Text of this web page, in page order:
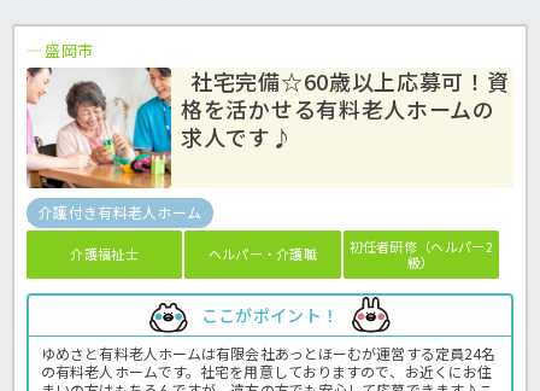
盛岡市
社宅完備☆60歳以上応募可！資
格を活かせる有料老人ホームの
求人です♪
介護付き有料老人ホーム
介護福祉士 ヘルパー・介護職
初任者研修（ヘルパー2
級）
ここがポイント！
ゆめさと有料老人ホームは有限会社あっとほーむが運営する定員24名
の有料老人ホームです。社宅を用意しておりますので、お近くにお住